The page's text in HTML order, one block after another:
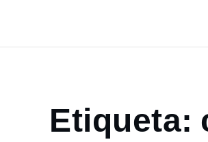
Home
portfolio
Etiqueta: